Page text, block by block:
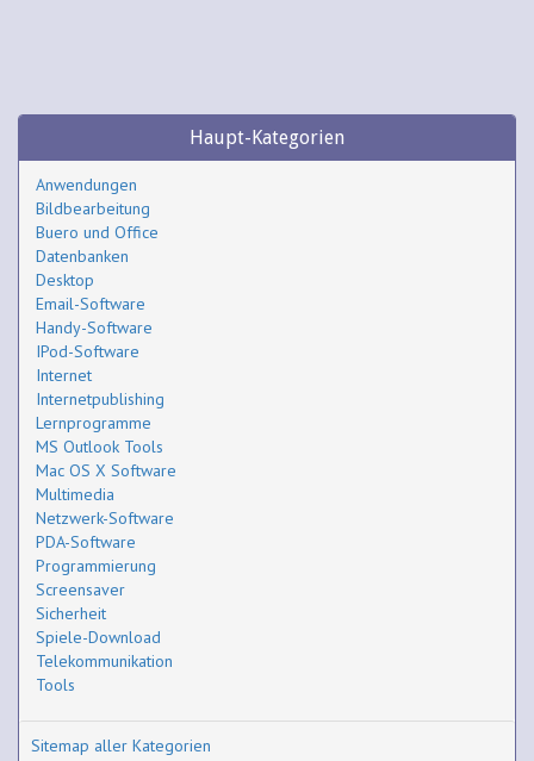
Haupt-Kategorien
Anwendungen
Bildbearbeitung
Buero und Office
Datenbanken
Desktop
Email-Software
Handy-Software
IPod-Software
Internet
Internetpublishing
Lernprogramme
MS Outlook Tools
Mac OS X Software
Multimedia
Netzwerk-Software
PDA-Software
Programmierung
Screensaver
Sicherheit
Spiele-Download
Telekommunikation
Tools
Sitemap aller Kategorien